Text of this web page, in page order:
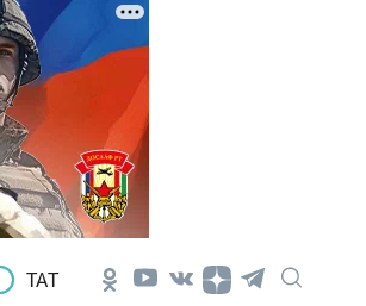
ТАТ